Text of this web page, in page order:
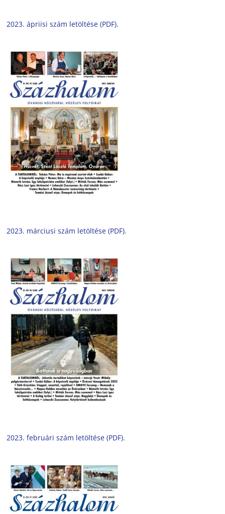
2023. ápriisi szám letöltése (PDF).
2023. márciusi szám letöltése (PDF).
2023. februári szám letöltése (PDF).